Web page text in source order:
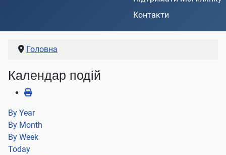
Контакти
Головна
Календар подій
By Year
By Month
By Week
Today